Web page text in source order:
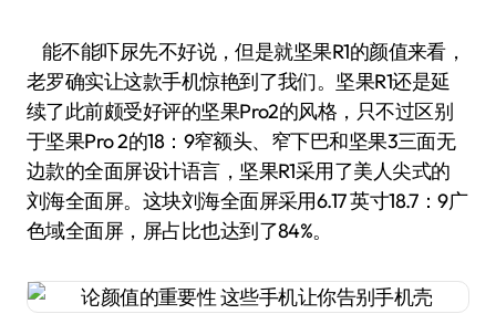
能不能吓尿先不好说，但是就坚果R1的颜值来看，
老罗确实让这款手机惊艳到了我们。坚果R1还是延
续了此前颇受好评的坚果Pro2的风格，只不过区别
于坚果Pro 2的18：9窄额头、窄下巴和坚果3三面无
边款的全面屏设计语言，坚果R1采用了美人尖式的
刘海全面屏。这块刘海全面屏采用6.17 英寸18.7：9广
色域全面屏，屏占比也达到了84%。